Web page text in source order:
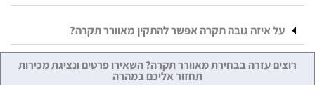
על איזה גובה תקרה אפשר להתקין מאוורר תקרה?
רוצים עזרה בבחירת מאוורר תקרה? השאירו פרטים ונציגת מכירות
תחזור אליכם במהרה